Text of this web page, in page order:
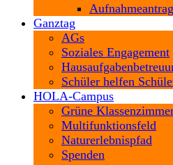
Ganztag
AGs
Soziales Engagement
Schüler helfen
HOLA-Campus
Grüne
Multifunktionsfeld
Naturerlebnispfad
Spenden